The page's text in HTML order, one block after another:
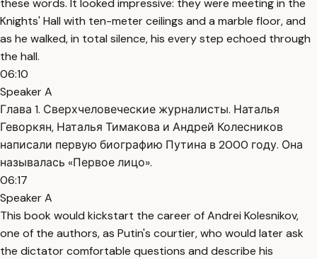
these words. It looked impressive: they were meeting in the
Knights' Hall with ten-meter ceilings and a marble floor, and
as he walked, in total silence, his every step echoed through
the hall.
06:10
Speaker A
Глава 1. Сверхчеловеческие журналисты. Наталья
Геворкян, Наталья Тимакова и Андрей Колесников
написали первую биографию Путина в 2000 году. Она
называлась «Первое лицо».
06:17
Speaker A
This book would kickstart the career of Andrei Kolesnikov,
one of the authors, as Putin's courtier, who would later ask
the dictator comfortable questions and describe his